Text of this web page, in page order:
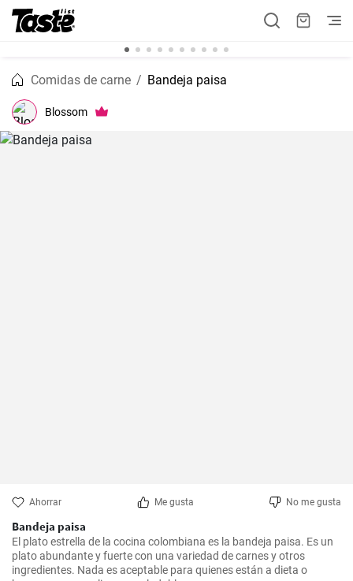
Comidas de carne Bandeja paisa
Blossom
Ahorrar Me gusta No me gusta
Bandeja paisa
El plato estrella de la cocina colombiana es la bandeja paisa. Es un
plato abundante y fuerte con una variedad de carnes y otros
ingredientes. Nada es aceptable para quienes están a dieta o